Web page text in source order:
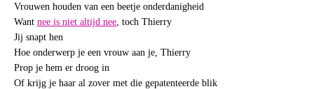
Vrouwen houden van een beetje onderdanigheid
Want nee is niet altijd nee , toch Thierry
Jij snapt hen
Hoe onderwerp je een vrouw aan je, Thierry
Prop je hem er droog in
Of krijg je haar al zover met die gepatenteerde blik